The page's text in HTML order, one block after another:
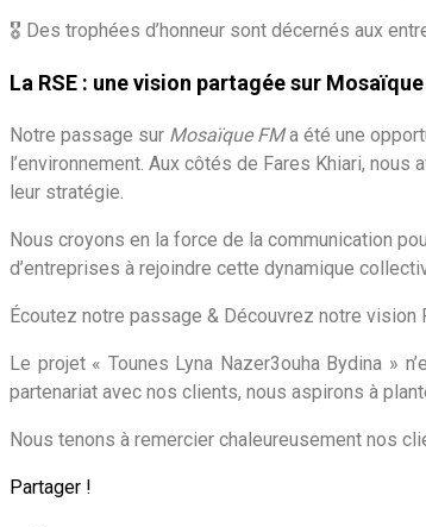
🎖️ Des trophées d’honneur sont décernés aux
La RSE : une vision partagée sur
Notre passage sur Mosaïque FMa été une
l’environnement. Aux côtés de Fares Khiari,
leur stratégie.
Nous croyons en la force de la communication
d’entreprises à rejoindre cette dynamique
Écoutez notre passage & Découvrez notre vision
Le projet « Tounes Lyna Nazer3ouha Bydina »
partenariat avec nos clients, nous aspirons à
Nous tenons à remercier chaleureusement nos
Partager !